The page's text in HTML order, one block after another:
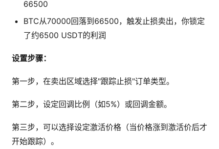
66500
BTC从70000回落到66500，触发止损卖出，你锁定
了约6500 USDT的利润
设置步骤：
第一步，在卖出区域选择"跟踪止损"订单类型。
第二步，设定回调比例（如5%）或回调金额。
第三步，可以选择设定激活价格（当价格涨到激活价后才
开始跟踪）。